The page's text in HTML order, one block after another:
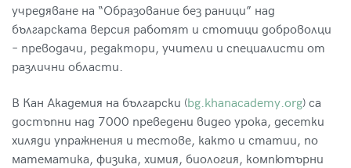
учредяване на “Образование без раници” над
българската версия работят и стотици доброволци
– преводачи, редактори, учители и специалисти от
различни области.
В Кан Академия на български (bg.khanacademy.org) са
достъпни над 7000 преведени видео урока, десетки
хиляди упражнения и тестове, както и статии, по
математика, физика, химия, биология, компютърни